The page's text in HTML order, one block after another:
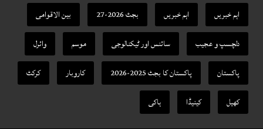
اہم خبریں
اہم خبریں بجٹ 2026-27
بین الاقوامی
دلچسپ و عجیب
سائنس اور ٹیکنالوجی موسم
وائرل
پاکستان
پاکستان کا بجٹ 2025-2026 کاروبار
کرکٹ
کھیل
کینیڈا ہاکی